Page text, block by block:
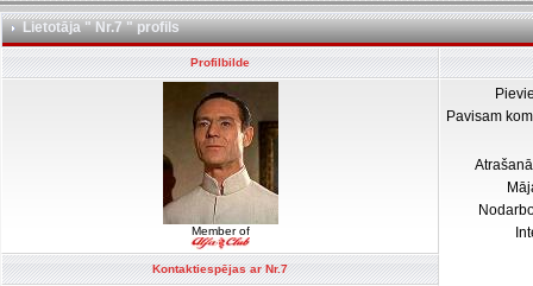
Lietotāja " Nr.7 " profils
Profilbilde
Member of
Pavisam
Kontaktiespējas ar Nr.7